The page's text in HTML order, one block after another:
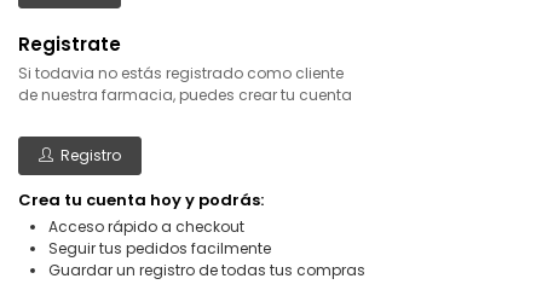
Registrate
Si todavia no estás registrado como cliente
de nuestra farmacia, puedes crear tu cuenta
Registro
Crea tu cuenta hoy y podrás:
Acceso rápido a checkout
Seguir tus pedidos facilmente
Guardar un registro de todas tus compras